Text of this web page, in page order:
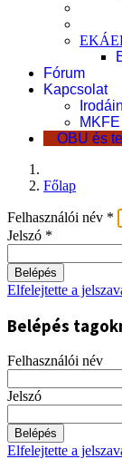
Fórum
Kapcsolat
OBU és
Főlap
Felhasználói név *
Jelszó *
Belépés
Elfelejtette a
Belépés
Felhasználói név
Jelszó
Belépés
Elfelejtette a